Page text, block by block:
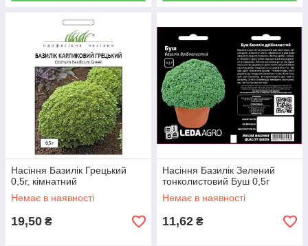
Насіння Базилік Грецький
0,5г, кімнатний
Немає в наявності
19,50 ₴
Насіння Базилік Зелений
тонколистовий Буш 0,5г
Немає в наявності
11,62 ₴